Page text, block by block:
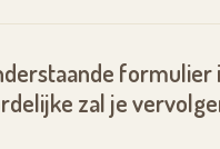
formulier
zal je